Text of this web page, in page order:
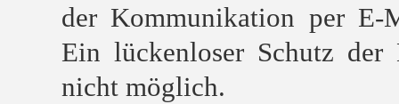
der Kommunikation per E-
Ein lückenloser Schutz
nicht möglich.